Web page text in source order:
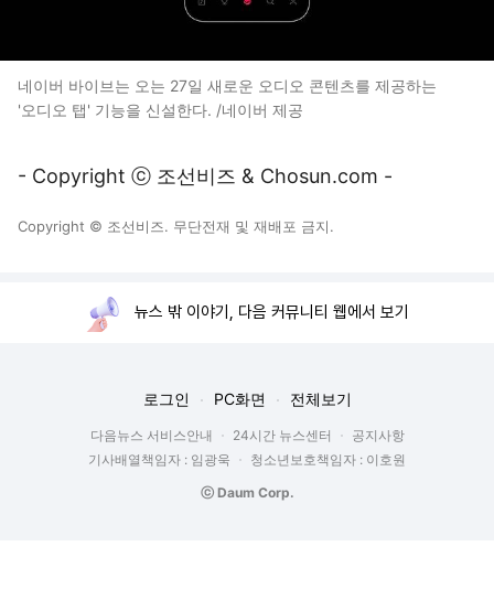
네이버 바이브는 오는 27일 새로운 오디오 콘텐츠를 제공하는
'오디오 탭' 기능을 신설한다. /네이버 제공
- Copyright ⓒ 조선비즈 & Chosun.com -
Copyright © 조선비즈. 무단전재 및 재배포 금지.
뉴스 밖 이야기, 다음 커뮤니티 웹에서 보기
로그인 PC화면 전체보기
다음뉴스 서비스안내 24시간 뉴스센터
공지사항
기사배열책임자 : 임광욱
청소년보호책임자 : 이호원
ⓒ Daum Corp.